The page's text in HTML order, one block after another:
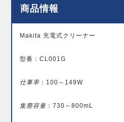
商品情報
Makita 充電式クリーナー
型番：CL001G
仕事率 ：100～149W
集塵容量 ：730～800mL